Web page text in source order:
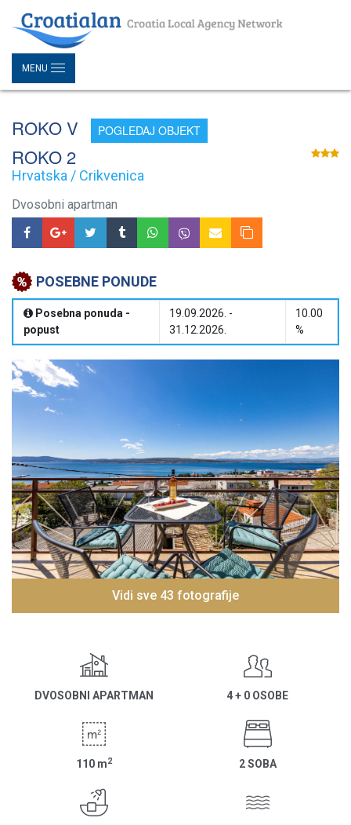
MENU
ROKO V POGLEDAJ OBJEKT
ROKO 2
Hrvatska / Crikvenica
Dvosobni apartman
POSEBNE PONUDE
Posebna ponuda -
popust
19.09.2026. -
31.12.2026.
10.00
%
Vidi sve 43 fotografije
DVOSOBNI APARTMAN 4 + 0 OSOBE
110 m2 2 SOBA